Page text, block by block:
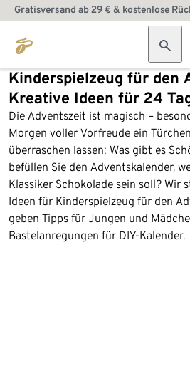
Gratisversand ab 29 € & kostenlose
Kinderspielzeug für den
Kreative Ideen für 24
Die Adventszeit ist magisch –
Morgen voller Vorfreude ein
überraschen lassen: Was gibt es
befüllen Sie den Adventskalender,
Klassiker Schokolade sein soll? Wir
Ideen für Kinderspielzeug für den
geben Tipps für Jungen und
Bastelanregungen für DIY-Kalender.